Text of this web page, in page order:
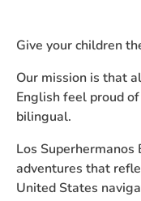
Give your children
Our mission is that
English feel proud
bilingual.
Los
adventures that
United States